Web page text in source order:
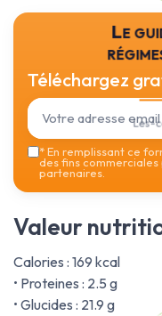
Le
Les-
Téléchargez
*En remplissant ce
des fins
partenaires.
Valeur
Calories : 169 kcal
• Proteines : 2.5 g
• Glucides : 21.9 g